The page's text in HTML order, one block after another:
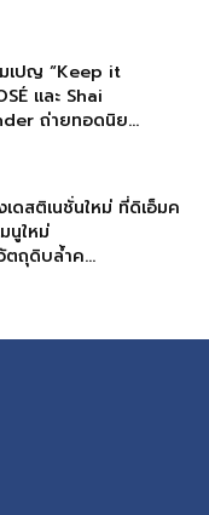
เปญ “Keep it
และ Shai
ถ่ายทอดนิย...
ดสติเนชั่นใหม่ ที่ดิเอ็มค
นูใหม่
ตถุดิบล้ำค...